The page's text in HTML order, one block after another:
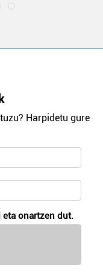
Harpidetu gure
eta onartzen dut.